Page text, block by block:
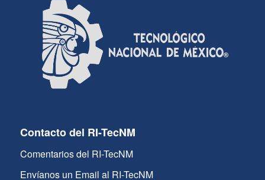
Contacto del RI-TecNM
Comentarios del RI-TecNM
Envíanos un Email al RI-TecNM